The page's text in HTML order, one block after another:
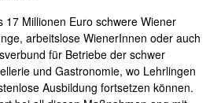
17 Millionen Euro schwere Wiener
arbeitslose WienerInnen oder auch
für Betriebe der schwer
und Gastronomie, wo Lehrlingen
Ausbildung fortsetzen können.